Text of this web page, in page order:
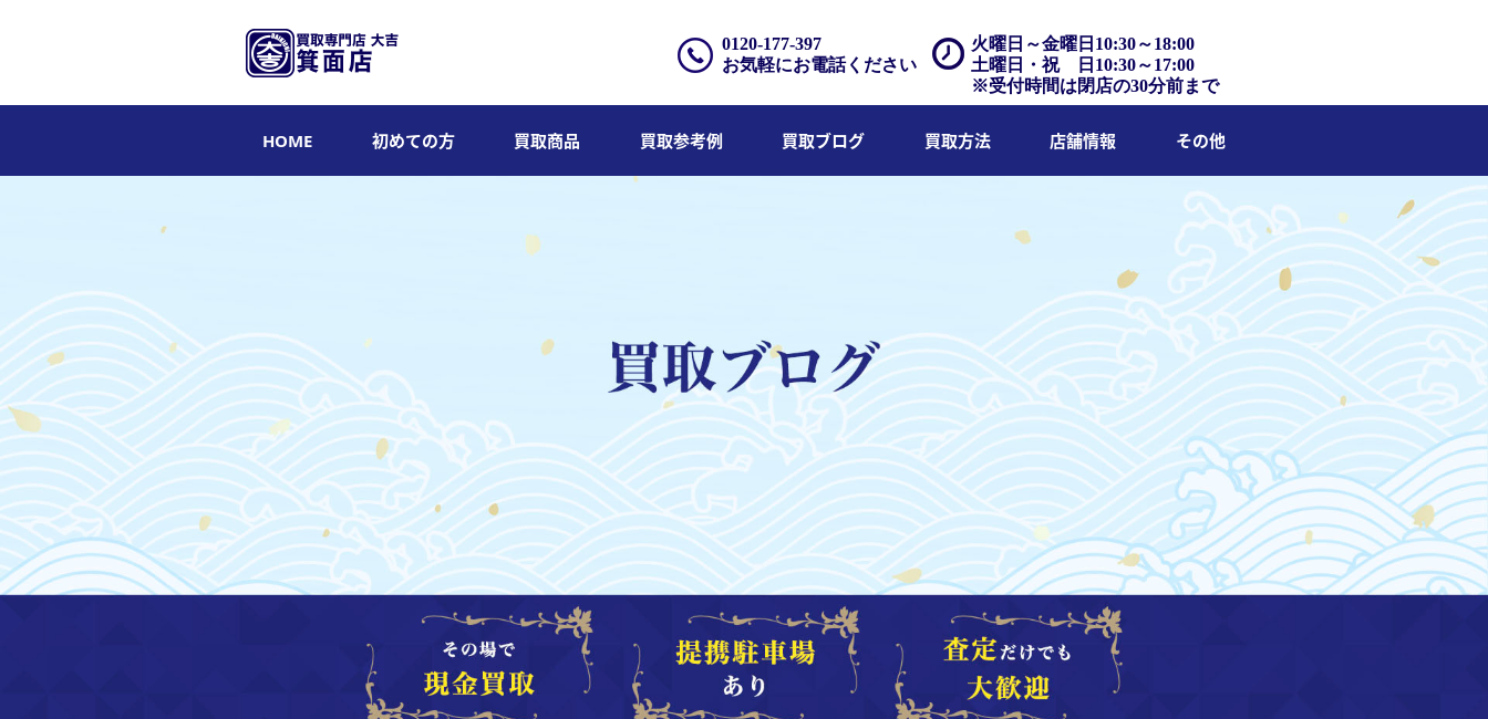
火曜日～金曜日10:30～18:00
土曜日・祝 日10:30～17:00
※受付時間は閉店の30分前まで
0120-177-397
お気軽にお電話ください
HOME 初めての方 買取商品 買取参考例 買取ブログ 買取方法 店舗情報 その他